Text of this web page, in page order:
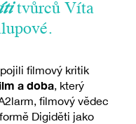
tvůrců Víta
filmový kritik
a doba, který
filmový vědec
Digiděti jako